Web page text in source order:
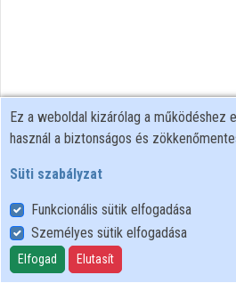
Felhasználói szabályzat
Adatkezelési tájékoztató
Süti szabályzat
Ez a weboldal kizárólag a működéshez
használ a biztonságos és
Süti szabályzat
Funkcionális sütik elfogadása
Személyes sütik elfogadása
Elfogad Elutasít